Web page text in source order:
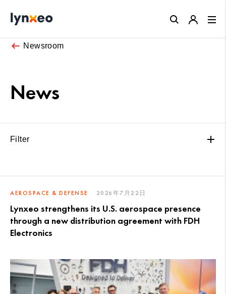
Newsroom
News
Filter
AEROSPACE & DEFENSE 2026年7月22日
Lynxeo strengthens its U.S. aerospace presence
through a new distribution agreement with FDH
Electronics
Close